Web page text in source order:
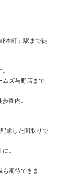
本町」駅まで徒
ムズ与野店まで
圏内。
慮した間取りで
。
期待できま